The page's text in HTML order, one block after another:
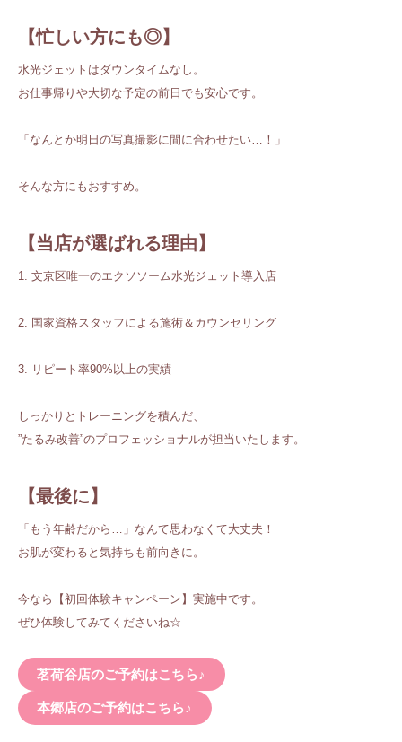
【忙しい方にも◎】
水光ジェットはダウンタイムなし。
お仕事帰りや大切な予定の前日でも安心です。
「なんとか明日の写真撮影に間に合わせたい…！」
そんな方にもおすすめ。
【当店が選ばれる理由】
1. 文京区唯一のエクソソーム水光ジェット導入店
2. 国家資格スタッフによる施術＆カウンセリング
3. リピート率90%以上の実績
しっかりとトレーニングを積んだ、
”たるみ改善”のプロフェッショナルが担当いたします。
【最後に】
「もう年齢だから…」なんて思わなくて大丈夫！
お肌が変わると気持ちも前向きに。
今なら【初回体験キャンペーン】実施中です。
ぜひ体験してみてくださいね☆
茗荷谷店のご予約はこちら♪
本郷店のご予約はこちら♪